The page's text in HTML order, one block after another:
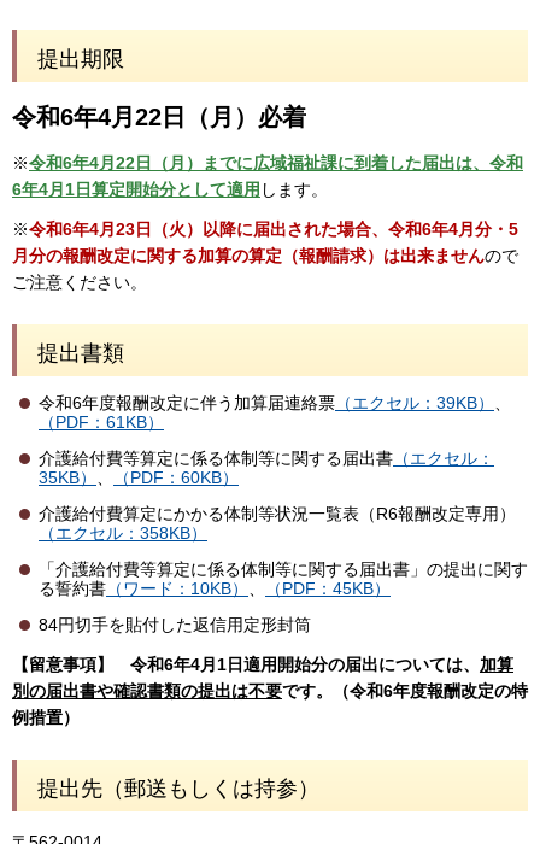
提出期限
令和6年4月22日（月）必着
※令和6年4月22日（月）までに広域福祉課に到着した届出は、令和
6年4月1日算定開始分として適用 します。
※令和6年4月23日（火）以降に届出された場合、令和6年4月分・5
月分の報酬改定に関する加算の算定（報酬請求）は出来ませんので
ご注意ください。
提出書類
令和6年度報酬改定に伴う加算届連絡票 （エクセル：39KB） 、
（PDF：61KB）
介護給付費等算定に係る体制等に関する届出書 （エクセル：
35KB） 、
（PDF：60KB）
介護給付費算定にかかる体制等状況一覧表（R6報酬改定専用）
（エクセル：358KB）
「介護給付費等算定に係る体制等に関する届出書」の提出に関す
る誓約書 （ワード：10KB） 、
（PDF：45KB）
84円切手を貼付した返信用定形封筒
【留意事項】 令和6年4月1日適用開始分の届出については、 加算
別の届出書や確認書類の提出は不要です。（令和6年度報酬改定の特
例措置）
提出先（郵送もしくは持参）